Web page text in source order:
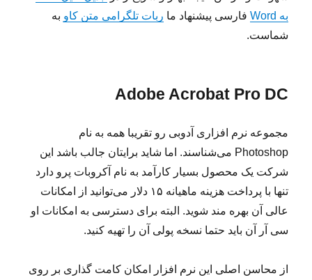
به Word
فارسی پیشنهاد ما ربات تلگرامی متن کاو به
شماست.
Adobe Acrobat Pro DC
مجموعه نرم افزاری آدوبی رو تقریبا همه به نام
Photoshop می‌شناسند. اما شاید برایتان جالب باشد این
شرکت یک محصول بسیار کارآمد به نام آکروبات پرو دارد
تنها با پرداخت هزینه ماهیانه ۱۵ دلار می‌توانید از امکانات
عالی آن بهره مند شوید. البته برای دسترسی به امکانات او
سی آر آن باید حتما نسخه پولی آن را تهیه کنید.
از محاسن اصلی این نرم افزار امکان کامت گذاری بر روی